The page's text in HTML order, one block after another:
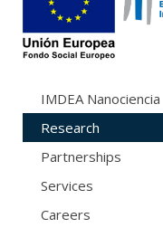
IMDEA Nanociencia
Research
Partnerships
Services
Careers